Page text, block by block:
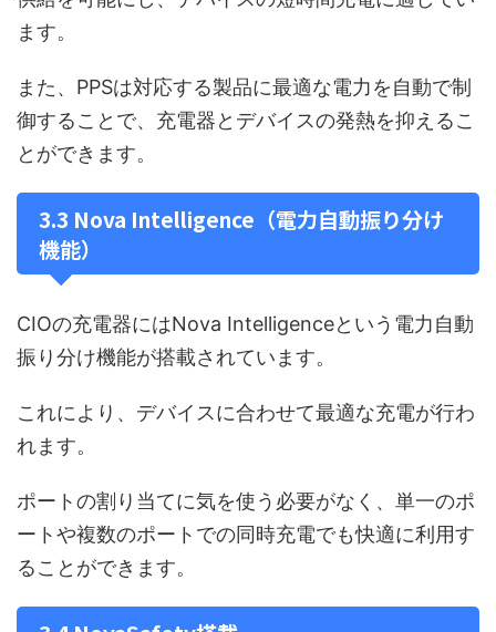
ます。
また、PPSは対応する製品に最適な電力を自動で制
御することで、充電器とデバイスの発熱を抑えるこ
とができます。
3.3 Nova Intelligence（電力自動振り分け
機能）
CIOの充電器にはNova Intelligenceという電力自動
振り分け機能が搭載されています。
これにより、デバイスに合わせて最適な充電が行わ
れます。
ポートの割り当てに気を使う必要がなく、単一のポ
ートや複数のポートでの同時充電でも快適に利用す
ることができます。